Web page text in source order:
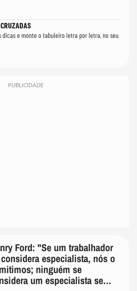
dicas e monte o tabuleiro letra por letra, no seu
PUBLICIDADE
Ford: "Se um trabalhador
especialista, nós o
ninguém se
um especialista se